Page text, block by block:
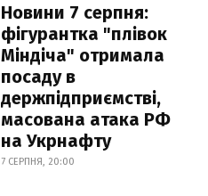
Новини 7 серпня:
фігурантка "плівок
Міндіча" отримала
посаду в
держпідприємстві,
масована атака РФ
на Укрнафту
7 СЕРПНЯ, 20:00